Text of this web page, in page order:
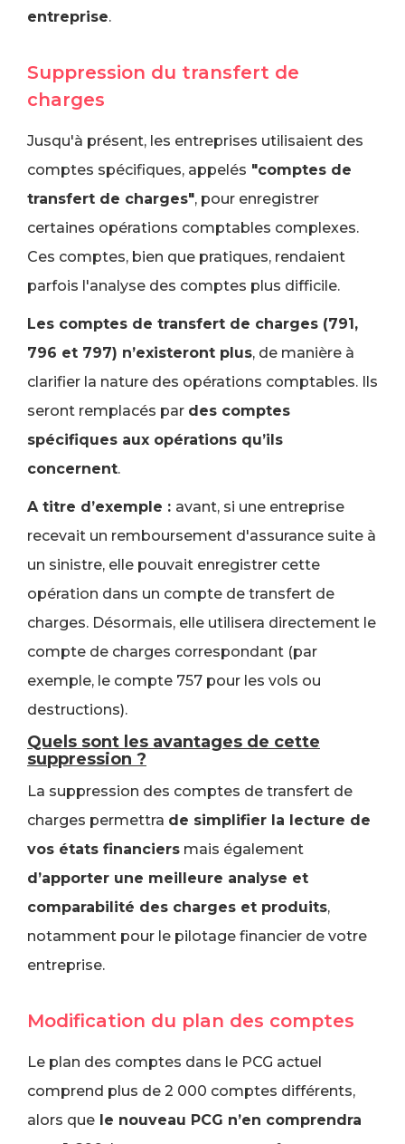
entreprise.
Suppression du transfert de
charges
Jusqu'à présent, les entreprises utilisaient des
comptes spécifiques, appelés "comptes de
transfert de charges", pour enregistrer
certaines opérations comptables complexes.
Ces comptes, bien que pratiques, rendaient
parfois l'analyse des comptes plus difficile.
Les comptes de transfert de charges (791,
796 et 797) n’existeront plus, de manière à
clarifier la nature des opérations comptables. Ils
seront remplacés par des comptes
spécifiques aux opérations qu’ils
concernent.
A titre d’exemple : avant, si une entreprise
recevait un remboursement d'assurance suite à
un sinistre, elle pouvait enregistrer cette
opération dans un compte de transfert de
charges. Désormais, elle utilisera directement le
compte de charges correspondant (par
exemple, le compte 757 pour les vols ou
destructions).
Quels sont les avantages de cette
suppression ?
La suppression des comptes de transfert de
charges permettra de simplifier la lecture de
vos états financiers mais également
d’apporter une meilleure analyse et
comparabilité des charges et produits,
notamment pour le pilotage financier de votre
entreprise.
Modification du plan des comptes
Le plan des comptes dans le PCG actuel
comprend plus de 2 000 comptes différents,
alors que le nouveau PCG n’en comprendra